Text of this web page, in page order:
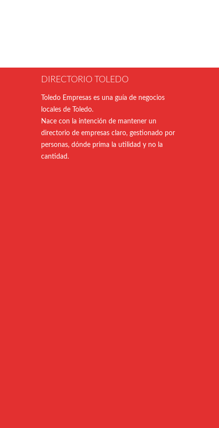
DIRECTORIO TOLEDO
Toledo Empresas es una guía de negocios
locales de Toledo.
Nace con la intención de mantener un
directorio de empresas claro, gestionado por
personas, dónde prima la utilidad y no la
cantidad.